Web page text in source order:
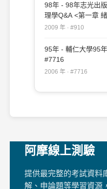
98年 - 98年志光出
理學
2009 年 · #910
95年 - 輔仁大學95
#7716
2006 年 · #7716
阿摩線上測驗
提供最完整的考試資料
解、申論題等學習資源，